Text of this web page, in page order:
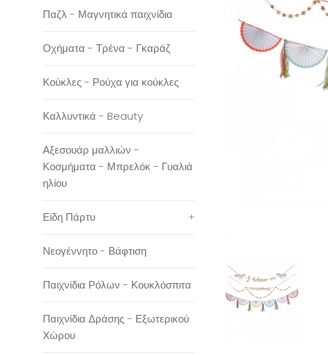
Παζλ - Μαγνητικά παιχνίδια
Οχήματα - Τρένα - Γκαράζ
Κούκλες - Ρούχα για κούκλες
Καλλυντικά - Beauty
Αξεσουάρ μαλλιών -
Κοσμήματα - Μπρελόκ - Γυαλιά
ηλίου
Είδη Πάρτυ +
Νεογέννητο - Βάφτιση
Παιχνίδια Ρόλων - Κουκλόσπιτα
Παιχνίδια Δράσης - Εξωτερικού
Χώρου